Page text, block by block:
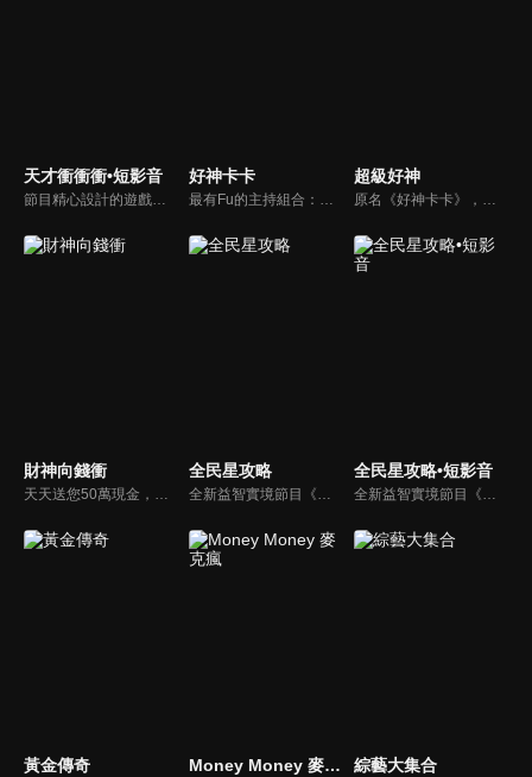
天才衝衝衝•短影音 好神卡卡 超級好神
財神向錢衝
天天送您50萬現金，還有汽車大獎！不考智力、體力，挑戰家人、同事、同學、朋友互相了解的成渡和共同生活經驗。快來參加《財神向前衝》大獎通通送給您。
全民星攻略
全新益智實境節目《全民星攻略》，由館長曾國城擔任把關者，考驗著每個來挑戰九宮格益智遊戲藝人明星。想要攻略九宮格關卡，透過創意聯想、邏輯推理、理想分析，才有機會獲取智慧星幣，帶走夢幻大獎。
全民星攻略•短影音
全新益智實境節目《全民星攻略》，由館長曾國城擔任把關者，考驗著每個來挑戰九宮格益智遊戲藝人明星。想要攻略九宮格關卡，透過創意聯想、邏輯推理、理想分析，才有機會獲取智慧星幣，帶走夢幻大獎。
黃金傳奇 Money Money 麥克瘋 綜藝大集合